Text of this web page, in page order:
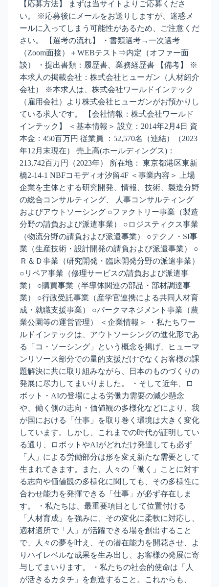
【応募方法】 まずは当サイトよりご応募くださ
い。 ※応募後にメールをお送りしますが、迷惑メ
ールに入ってしまう可能性があるため、ご注意くだ
さい。 【選考の流れ】 ・書類選考→一次選考
（Zoom面接）＋WEBテスト⇒内定（オファー面
談） ・提出書類：履歴書、業務経歴書 【備考】 ※
本求人の掲載会社：株式会社ヒューガン（人材紹介
会社） ※本求人は、株式会社ワールドインテック
（雇用会社）より株式会社ヒューガンがお預かりし
ている求人です。 【会社情報：株式会社ワールド
インテック】 ＜基本情報＞ 設立：2014年2月4日 資
本金：450百万円 従業員 ：52,570名（連結）（2023
年12月末現在） 売上高(ホールディングス)：
213,742百万円（2023年） 所在地： 東京都港区東新
橋2-14-1 NBFコモディオ汐留4F ＜事業内容＞ 上場
企業を主体とする研究開発、情報、技術、製造分野
の総合コンサルティング、 人事コンサルティング
およびアウトソーシング ○ファクトリー事業（製造
分野の請負および派遣事業） ○ロジスティクス事業
（物流分野の請負および派遣事業） ○テクノ・SI事
業（生産技術・設計開発の請負および派遣事業） ○
Ｒ＆Ｄ事業（研究開発・臨床開発分野の派遣事業）
○リペア事業（修理サービスの請負および派遣事
業） ○購買事業（半導体関連の部品・部材調達事
業） ○行政受託事業（産学官連携による共同人材育
成・就職支援事業） ○パークマネジメント事業（農
業公園等の運営管理） ＜企業情報＞ ・私たちワー
ルドインテックは、アウトソーシングの進化形であ
る「コ・ソーシング」という概念を掲げ、ヒューマ
ンリソース部分での量的支援だけでなくお客様の課
題解決に共に取り組みながら、日本のものづくりの
発展に尽力してまいりました。 ・そして近年、ロ
ボット・AIの登場による労働力需要の減少懸念
や、働く側の志向・価値観の多様化などにより、我
が国における「仕事」を取り巻く環境は大きく変化
しています。しかし、これまでの時代が証明してい
る通り、ロボットやAIがどれだけ発達しても必ず
「人」による労働部分は形を変え新たな需要として
生まれてきます。また、人々の「働く」ことに対す
る志向や価値観の多様化に関しても、その多様性に
合わせ能力を発揮できる「仕事」が必ず存在しま
す。 ・私たちは、最重要項目として位置付ける
「人材育成」を強みに、その変化に柔軟に対応し、
適材適所で「人」が活躍できる場を創出すること
で、人々の夢を叶え、その潜在能力を開花させ、よ
りハイレベルな成果を生み出し、お客様の発展に寄
与してまいります。 ・私たちの社会的使命は「人
が活きるカタチ」を創造すること。これからも、